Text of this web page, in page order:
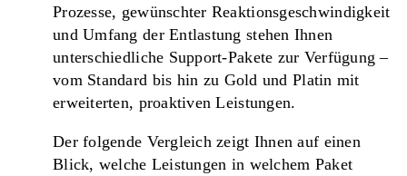
Prozesse, gewünschter Reaktionsgeschwindigkeit
und Umfang der Entlastung stehen Ihnen
unterschiedliche Support‑Pakete zur Verfügung –
vom Standard bis hin zu Gold und Platin mit
erweiterten, proaktiven Leistungen.
Der folgende Vergleich zeigt Ihnen auf einen
Blick, welche Leistungen in welchem Paket